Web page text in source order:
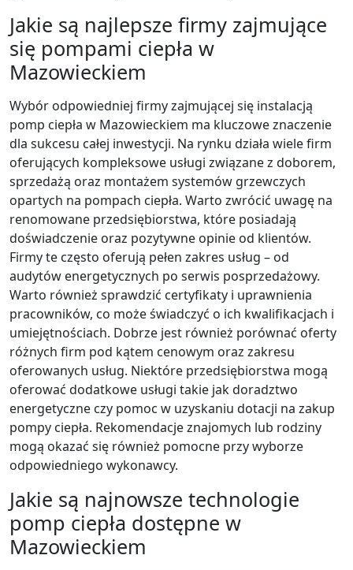
Jakie są najlepsze firmy zajmujące
się pompami ciepła w
Mazowieckiem
Wybór odpowiedniej firmy zajmującej się instalacją
pomp ciepła w Mazowieckiem ma kluczowe znaczenie
dla sukcesu całej inwestycji. Na rynku działa wiele firm
oferujących kompleksowe usługi związane z doborem,
sprzedażą oraz montażem systemów grzewczych
opartych na pompach ciepła. Warto zwrócić uwagę na
renomowane przedsiębiorstwa, które posiadają
doświadczenie oraz pozytywne opinie od klientów.
Firmy te często oferują pełen zakres usług – od
audytów energetycznych po serwis posprzedażowy.
Warto również sprawdzić certyfikaty i uprawnienia
pracowników, co może świadczyć o ich kwalifikacjach i
umiejętnościach. Dobrze jest również porównać oferty
różnych firm pod kątem cenowym oraz zakresu
oferowanych usług. Niektóre przedsiębiorstwa mogą
oferować dodatkowe usługi takie jak doradztwo
energetyczne czy pomoc w uzyskaniu dotacji na zakup
pompy ciepła. Rekomendacje znajomych lub rodziny
mogą okazać się również pomocne przy wyborze
odpowiedniego wykonawcy.
Jakie są najnowsze technologie
pomp ciepła dostępne w
Mazowieckiem